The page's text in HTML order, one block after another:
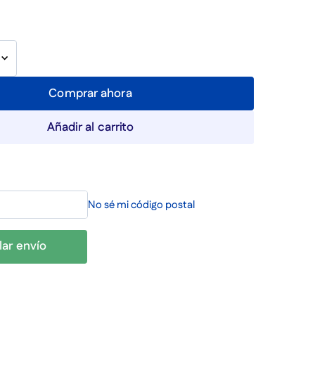
Comprar ahora
Añadir al carrito
No sé mi código postal
envío